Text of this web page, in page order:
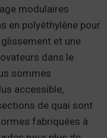
modulaires
en polyéthylène pour
et une
dans le
sommes
accessible,
de quai sont
fabriquées à